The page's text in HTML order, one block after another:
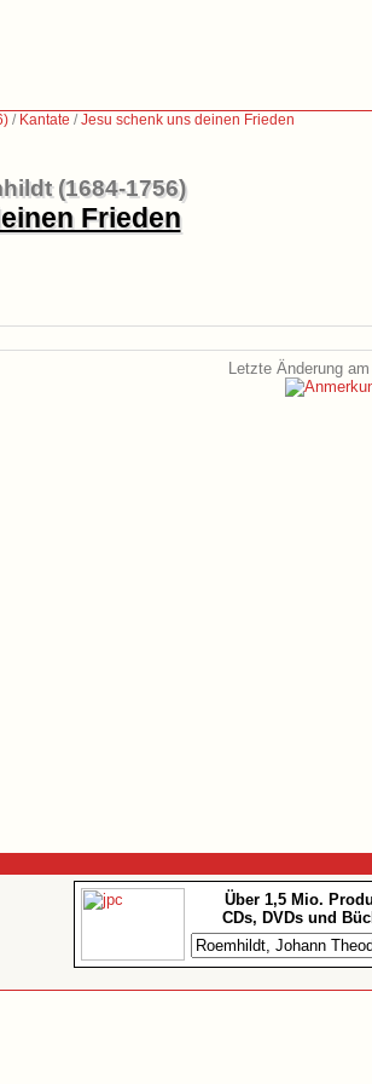
/ Kantate /Jesu schenk uns deinen Frieden
(1684-1756)
Frieden
Letzte Änderung
Über 1,5 Mio.
CDs, DVDs und